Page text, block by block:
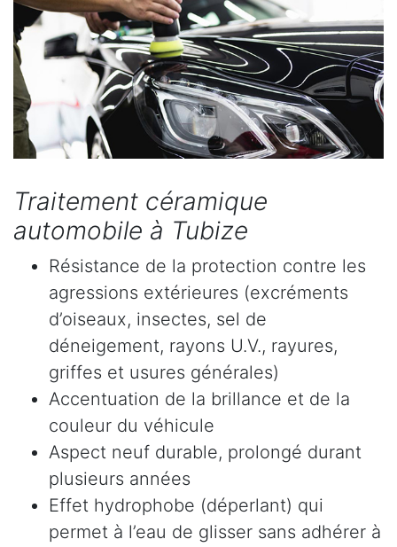
Traitement céramique
automobile à Tubize
Résistance de la protection contre les
agressions extérieures (excréments
d’oiseaux, insectes, sel de
déneigement, rayons U.V., rayures,
griffes et usures générales)
Accentuation de la brillance et de la
couleur du véhicule
Aspect neuf durable, prolongé durant
plusieurs années
Effet hydrophobe (déperlant) qui
permet à l’eau de glisser sans adhérer à